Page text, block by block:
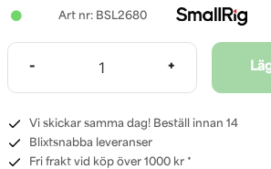
BSL2680
- +
Vi skickar samma dag! Beställ innan 14
Blixtsnabba leveranser
Fri frakt vid köp över 1000 kr *